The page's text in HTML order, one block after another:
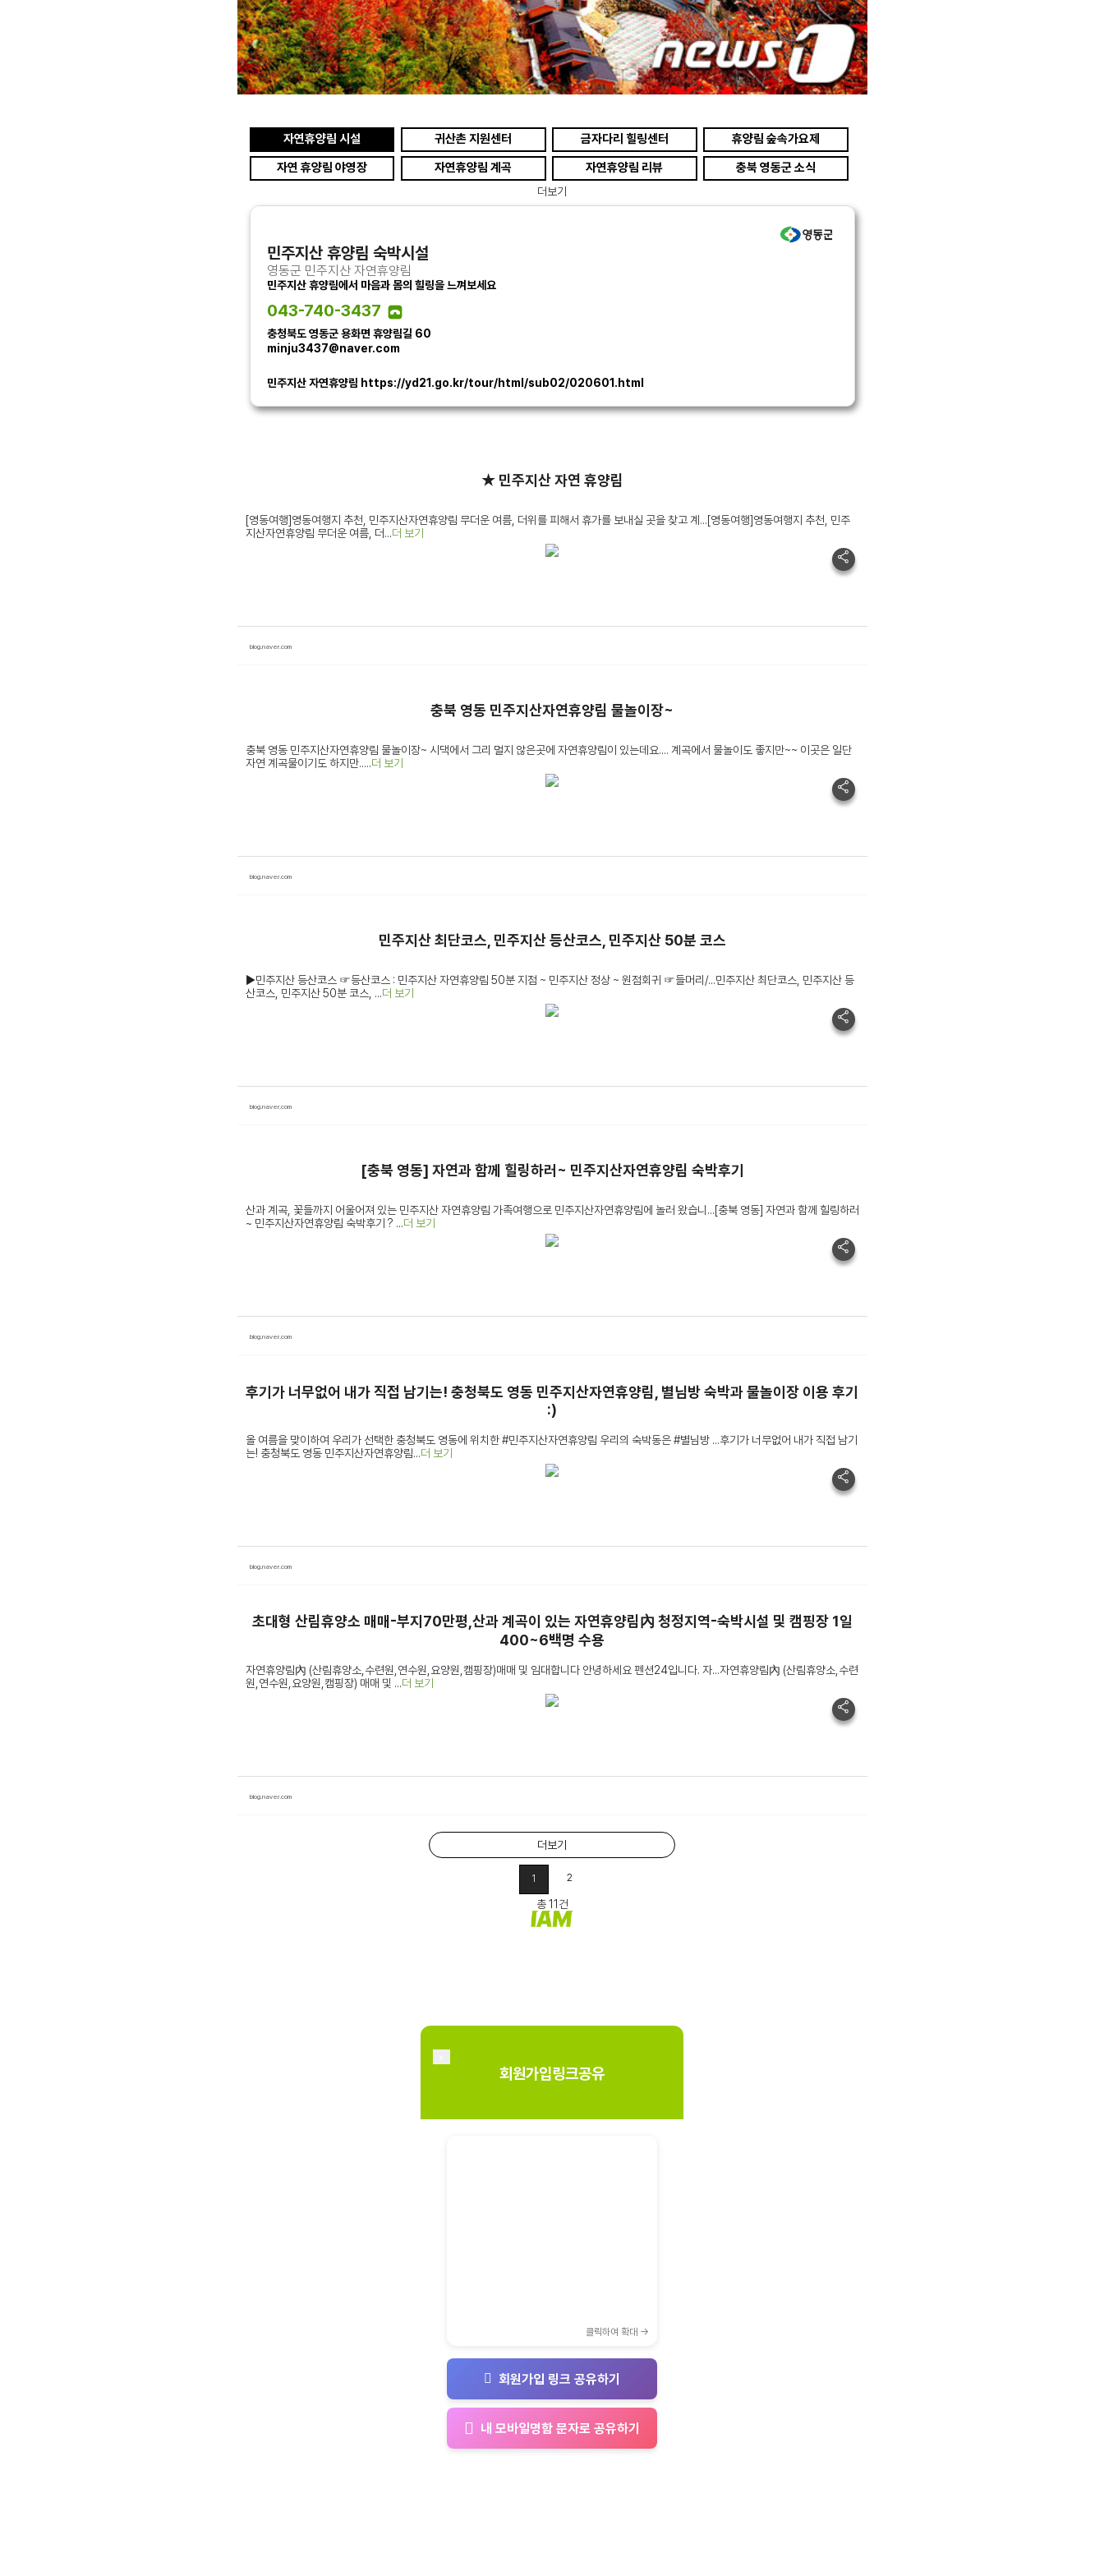
자연휴양림 시설 귀산촌 지원센터 금자다리 힐링센터
휴양림 숲속가요제
자연 휴양림 야영장
자연휴양림 계곡 자연휴양림 리뷰
충북 영동군 소식
더보기
민주지산 휴양림 숙박시설
영동군 민주지산 자연휴양림
민주지산 휴양림에서 마음과 몸의 힐링을 느껴보세요
043-740-3437
충청북도 영동군 용화면 휴양림길 60
minju3437@naver.com
민주지산 자연휴양림 https://yd21.go.kr/tour/html/sub02/020601.html
★ 민주지산 자연 휴양림
[영동여행]영동여행지 추천, 민주지산자연휴양림 무더운 여름, 더위를 피해서 휴가를 보내실 곳을 찾고 계...[영동여행]영동여행지 추천, 민주
지산자연휴양림 무더운 여름, 더...더 보기
blog.naver.com
충북 영동 민주지산자연휴양림 물놀이장~
충북 영동 민주지산자연휴양림 물놀이장~ 시댁에서 그리 멀지 않은곳에 자연휴양림이 있는데요.... 계곡에서 물놀이도 좋지만~~ 이곳은 일단
자연 계곡물이기도 하지만.....더 보기
blog.naver.com
민주지산 최단코스, 민주지산 등산코스, 민주지산 50분 코스
▶민주지산 등산코스 ☞등산코스 : 민주지산 자연휴양림 50분 지점 ~ 민주지산 정상 ~ 원점회귀 ☞들머리/...민주지산 최단코스, 민주지산 등
산코스, 민주지산 50분 코스, ...더 보기
blog.naver.com
[충북 영동] 자연과 함께 힐링하러~ 민주지산자연휴양림 숙박후기
산과 계곡, 꽃들까지 어울어져 있는 민주지산 자연휴양림 가족여행으로 민주지산자연휴양림에 놀러 왔습니...[충북 영동] 자연과 함께 힐링하러
~ 민주지산자연휴양림 숙박후기 ? ...더 보기
blog.naver.com
후기가 너무없어 내가 직접 남기는! 충청북도 영동 민주지산자연휴양림, 별님방 숙박과 물놀이장 이용 후기
:)
올 여름을 맞이하여 우리가 선택한 충청북도 영동에 위치한 #민주지산자연휴양림 우리의 숙박동은 #별님방 ...후기가 너무없어 내가 직접 남기
는! 충청북도 영동 민주지산자연휴양림...더 보기
blog.naver.com
초대형 산림휴양소 매매-부지70만평,산과 계곡이 있는 자연휴양림內 청정지역-숙박시설 및 캠핑장 1일
400~6백명 수용
자연휴양림內 (산림휴양소,수련원,연수원,요양원,캠핑장)매매 및 임대합니다 안녕하세요 펜션24입니다. 자...자연휴양림內 (산림휴양소,수련
원,연수원,요양원,캠핑장) 매매 및 ...더 보기
blog.naver.com
더보기
1 2
총 11건
회원가입링크공유
클릭하여 확대 →
회원가입 링크 공유하기
내 모바일명함 문자로 공유하기